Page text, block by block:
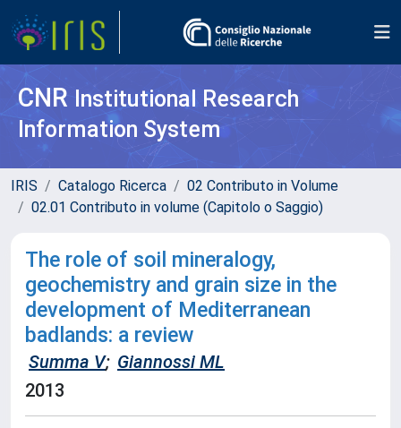
CNR Institutional Research
Information System
IRIS Catalogo Ricerca
02 Contributo in Volume
02.01 Contributo in volume (Capitolo o Saggio)
The role of soil mineralogy,
geochemistry and grain size in the
development of Mediterranean
badlands: a review
Summa V; Giannossi ML
2013